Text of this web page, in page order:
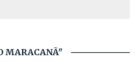
MARACANÃ"